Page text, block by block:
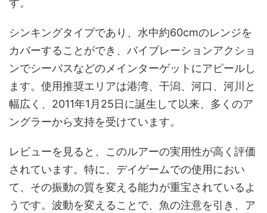
す。
シンキングタイプであり、水中約60cmのレンジを
カバーすることができ、バイブレーションアクショ
ンでシーバスなどのメインターゲットにアピールし
ます。使用推奨エリアは港湾、干潟、河口、河川と
幅広く、2011年1月25日に誕生して以来、多くのア
ングラーから支持を受けています。
レビューを見ると、このルアーの実用性が高く評価
されています。特に、デイゲームでの使用におい
て、その振動の質を変える能力が重宝されているよ
うです。波動を変えることで、魚の注意を引き、ア